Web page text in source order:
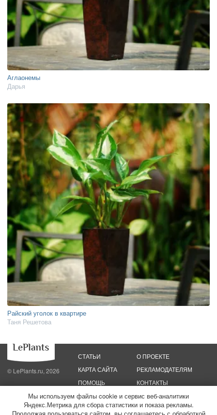
Аглаонемы
Дарья
Райский уголок в квартире
Таня Решетова
© LePlants.ru, 2026
СТАТЬИ
КАРТА САЙТА
ПОМОЩЬ
О ПРОЕКТЕ
РЕКЛАМОДАТЕЛЯМ
КОНТАКТЫ
Политика конфиденциальности
Политика использования файлов cookie
Пользовательское соглашение
Редакционные стандарты
Мы используем файлы cookie и сервис веб-аналитики
Яндекс.Метрика для сбора статистики и показа рекламы.